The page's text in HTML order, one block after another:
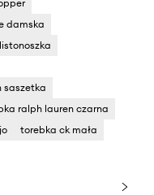
damska
saszetka
ralph lauren czarna
torebka ck mała